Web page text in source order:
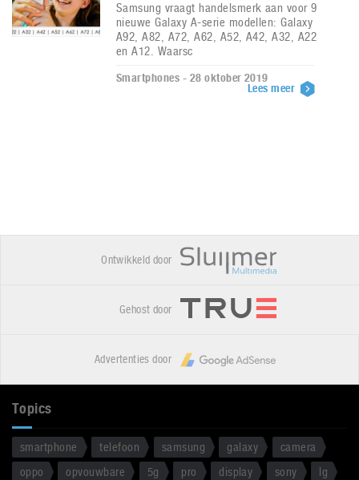
Samsung vraagt handelsmerk aan voor 9
nieuwe Galaxy A-serie modellen: Galaxy
A92, A82, A72, A62, A52, A42, A32, A22
en A12. Waarsc
Smartphones - 28 oktober 2019
Lees meer
Ontwikkeld door
Gehost door
Advertenties door
Topics
smartphone telefoon samsung galaxy
camera
oppo
opvouwbare 5g pro display sony
lg